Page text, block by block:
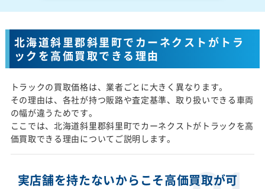
北海道斜里郡斜里町でカーネクストがトラ
ックを高価買取できる理由
トラックの買取価格は、業者ごとに大きく異なります。
その理由は、各社が持つ販路や査定基準、取り扱いできる車両
の幅が違うためです。
ここでは、北海道斜里郡斜里町でカーネクストがトラックを高
価買取できる理由についてご説明します。
実店舗を持たないからこそ高価買取が可